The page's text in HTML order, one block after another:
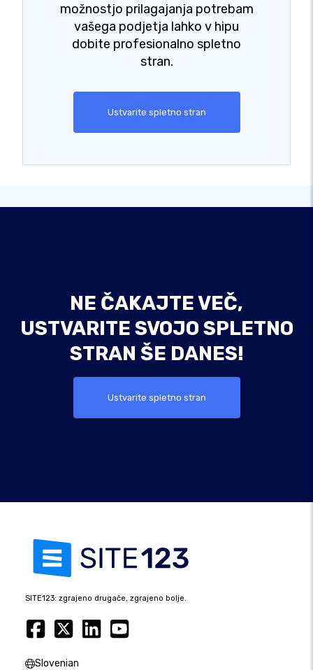
možnostjo prilagajanja potrebam
vašega podjetja lahko v hipu
dobite profesionalno spletno
stran.
Ustvarite spletno stran
NE ČAKAJTE VEČ,
USTVARITE SVOJO SPLETNO
STRAN ŠE DANES!
Ustvarite spletno stran
SITE123: zgrajeno drugače, zgrajeno bolje.
Slovenian